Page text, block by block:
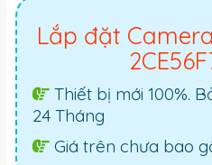
Lắp đặt Camera
Thiết bị mới 100%.
24 Tháng
Giá trên chưa bao